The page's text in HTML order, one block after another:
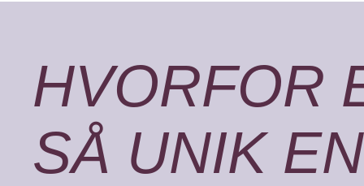
HVORFOR
SÅ UNIK